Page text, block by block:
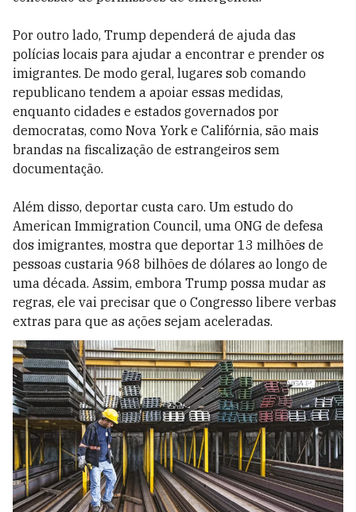
Por outro lado, Trump dependerá de ajuda das
polícias locais para ajudar a encontrar e prender os
imigrantes. De modo geral, lugares sob comando
republicano tendem a apoiar essas medidas,
enquanto cidades e estados governados por
democratas, como Nova York e Califórnia, são mais
brandas na fiscalização de estrangeiros sem
documentação.
Além disso, deportar custa caro. Um estudo do
American Immigration Council, uma ONG de defesa
dos imigrantes, mostra que deportar 13 milhões de
pessoas custaria 968 bilhões de dólares ao longo de
uma década. Assim, embora Trump possa mudar as
regras, ele vai precisar que o Congresso libere verbas
extras para que as ações sejam aceleradas.